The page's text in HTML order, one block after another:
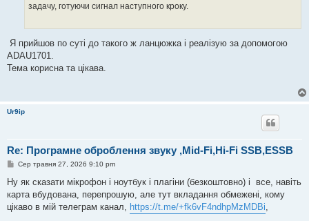
задачу, готуючи сигнал наступного кроку.
Я прийшов по суті до такого ж ланцюжка і реалізую за допомогою
ADAU1701.
Тема корисна та цікава.
Ur9ip
Re: Програмне оброблення звуку ,Mid-Fi,Hi-Fi SSB,ESSB
П
в
і
д
о
Сер травня 27, 2026 9:10 pm
Ну як сказати мікрофон і ноутбук і плагіни (безкоштовно) і все, навіть
карта вбудована, перепрошую, але тут вкладання обмежені, кому
цікаво в мій телеграм канал,
https://t.me/+fk6vF4ndhpMzMDBi